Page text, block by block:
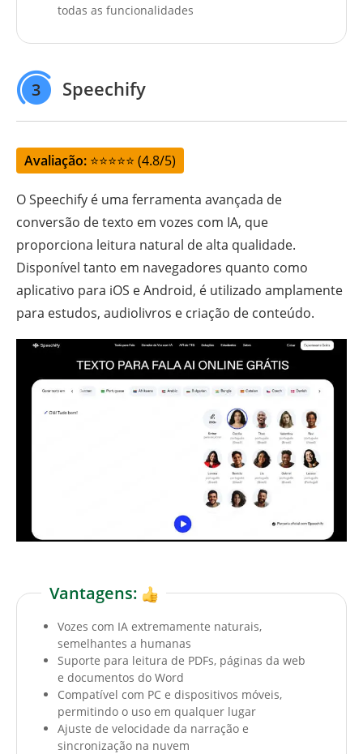
todas as funcionalidades
3 Speechify
Avaliação: ⭐⭐⭐⭐⭐ (4.8/5)
O Speechify é uma ferramenta avançada de
conversão de texto em vozes com IA, que
proporciona leitura natural de alta qualidade.
Disponível tanto em navegadores quanto como
aplicativo para iOS e Android, é utilizado amplamente
para estudos, audiolivros e criação de conteúdo.
Vantagens:
Vozes com IA extremamente naturais,
semelhantes a humanas
Suporte para leitura de PDFs, páginas da web
e documentos do Word
Compatível com PC e dispositivos móveis,
permitindo o uso em qualquer lugar
Ajuste de velocidade da narração e
sincronização na nuvem